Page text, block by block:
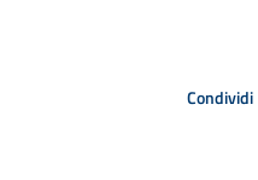
Condividi